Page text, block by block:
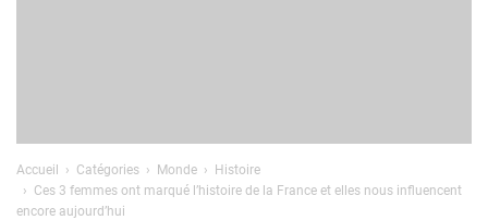
Accueil Catégories Monde
Histoire
Ces 3 femmes ont marqué l’histoire de la France et elles nous influencent
encore aujourd’hui